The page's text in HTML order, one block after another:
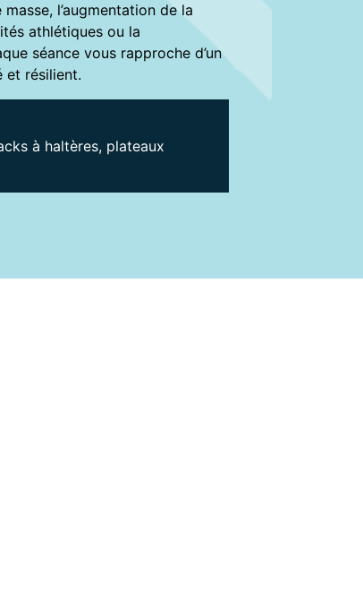
l’augmentation de la
athlétiques ou la
séance vous rapproche d’un
et résilient.
à haltères, plateaux